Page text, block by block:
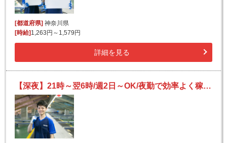
[都道府県]神奈川県
[時給]1,263円～1,579円
詳細を見る
【深夜】21時～翌6時/週2日～OK/夜勤で効率よく稼げる/宅配便のカンタン仕分け作業/未経験歓迎